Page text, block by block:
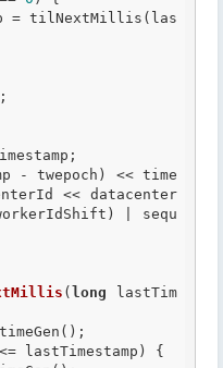
- twepoch) << time
<< datacenter
| sequ
( long lastTim
lastTimestamp) {